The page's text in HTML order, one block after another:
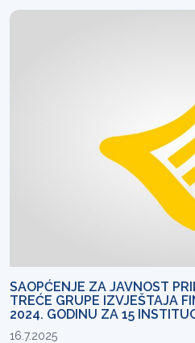
SAOPĆENJE ZA JAVNOST
TREĆE GRUPE IZVJEŠTAJA
2024. GODINU ZA 15
16.7.2025